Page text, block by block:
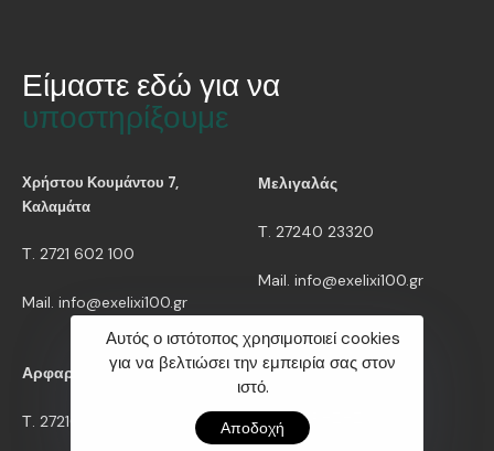
Είμαστε εδώ για να
υποστηρίξουμε
Χρήστου Κουμάντου 7,
Καλαμάτα
Τ. 2721 602 100
Mail. info@exelixi100.gr
Μελιγαλάς
Τ. 27240 23320
Mail. info@exelixi100.gr
Αρφαρά
Τ. 27210 52052
Χρήσιμα
ΟΡΟΙ ΧΡΗΣΗΣ
Αυτός ο ιστότοπος χρησιμοποιεί cookies
για να βελτιώσει την εμπειρία σας στον
ιστό.
Αποδοχή